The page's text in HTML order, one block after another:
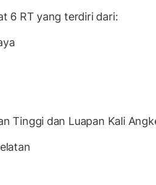
6 RT yang terdiri dari:
Tinggi dan Luapan Kali